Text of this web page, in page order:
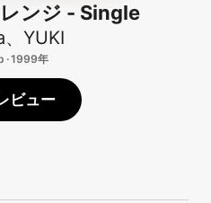
ンジ - Single
、 YUKI
· 1999年
ビュー